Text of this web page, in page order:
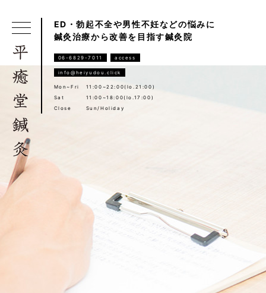
ED・勃起不全や男性不妊などの悩みに
鍼灸治療から改善を目指す鍼灸院
06-6829-7011 access
info@heiyudou.click
Mon~Fri
11:00~22:00(lo.21:00)
Sat
11:00~18:00(lo.17:00)
Close
Sun/Holiday